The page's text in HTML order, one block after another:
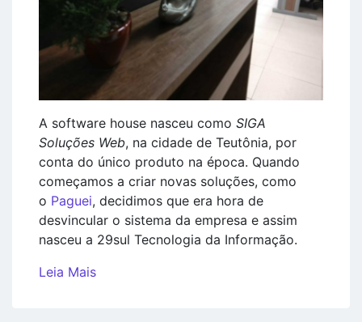
A software house nasceu como SIGA
Soluções Web, na cidade de Teutônia, por
conta do único produto na época. Quando
começamos a criar novas soluções, como
o Paguei, decidimos que era hora de
desvincular o sistema da empresa e assim
nasceu a 29sul Tecnologia da Informação.
Leia Mais